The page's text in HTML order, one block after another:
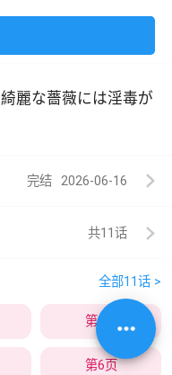
more_horiz
麗な薔薇には淫毒が
完结 2026-06-16
共11
全部11话 >
第9页
第6页